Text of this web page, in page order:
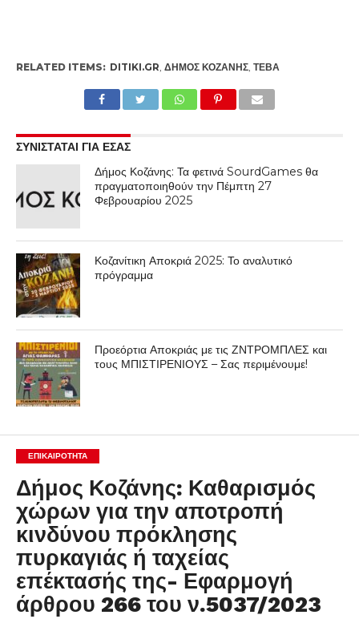
RELATED ITEMS: DITIKI.GR, ΔΉΜΟΣ ΚΟΖΆΝΗΣ, ΤΕΒΑ
ΣΥΝΙΣΤΑΤΑΙ ΓΙΑ ΕΣΑΣ
Δήμος Κοζάνης: Τα φετινά SourdGames θα
πραγματοποιηθούν την Πέμπτη 27
Φεβρουαρίου 2025
Κοζανίτικη Αποκριά 2025: Το αναλυτικό
πρόγραμμα
Προεόρτια Αποκριάς με τις ΖΝΤΡΟΜΠΛΕΣ και
τους ΜΠΙΣΤΙΡΕΝΙΟΥΣ – Σας περιμένουμε!
ΕΠΙΚΑΙΡΟΤΗΤΑ
Δήμος Κοζάνης: Καθαρισμός
χώρων για την αποτροπή
κινδύνου πρόκλησης
πυρκαγιάς ή ταχείας
επέκτασής της- Εφαρμογή
άρθρου 266 του ν.5037/2023